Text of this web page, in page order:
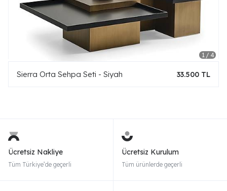
Sierra Orta Sehpa Seti - Siyah 33.500 TL
Ücretsiz Nakliye
Tüm Türkiye’de geçerli
Ücretsiz Kurulum
Tüm ürünlerde geçerli